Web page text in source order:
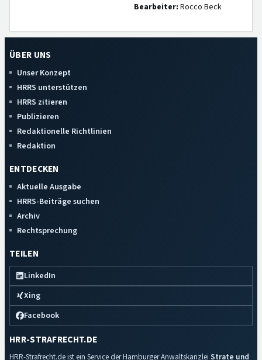
Bearbeiter: Rocco Beck
ÜBER UNS
Unser Konzept
HRRS unterstützen
HRRS zitieren
Publizieren
Redaktionelle Richtlinien
Redaktion
ENTDECKEN
Aktuelle Ausgabe
HRRS-Beiträge suchen
Archiv
Rechtsprechung
TEILEN
LinkedIn
Xing
Facebook
HRR-STRAFRECHT.DE
HRR-Strafrecht.de ist ein Service der Hamburger Anwaltskanzlei Strate und